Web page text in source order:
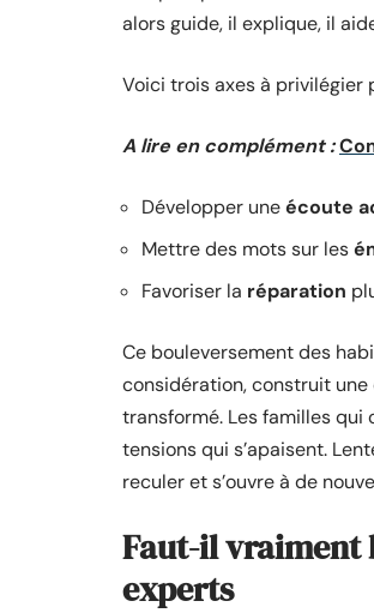
alors guide, il explique, il
Voici trois axes à
A lire en complément :
Développer uneécoute
Mettre des mots sur les
Favoriser la réparation
Ce bouleversement des
considération, construit une
transformé. Les familles qui
tensions qui s’apaisent.
reculer et s’ouvre à de
Faut-il vraiment
experts